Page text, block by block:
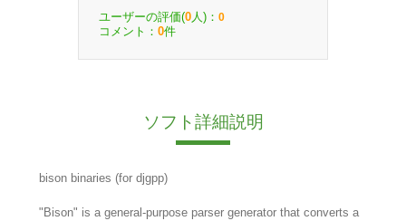
ユーザーの評価(0 人)： 0
コメント： 0件
ソフト詳細説明
bison binaries (for djgpp)
"Bison" is a general-purpose parser generator that converts a